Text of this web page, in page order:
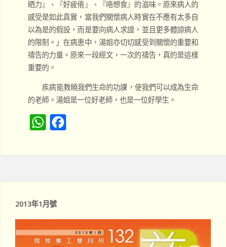
晒力』、『好疲倦』、『唔想食』的滋味。原來病人的
感受是如此真實，當我們關懷病人時實在不應有太多自
以為是的假設，而是要向病人求證，並且更多體諒病人
的限制。」在病患中，湯姐亦切切感受到關懷的重要和
禱告的力量。原來一段經文，一次的禱告，真的是這樣
重要的。
疾病能教曉我們生命的功課，使我們可以成為生命
的老師。湯姐是一位好老師，也是一位好學生。
W
p
p
F
o
k
2013年1月號